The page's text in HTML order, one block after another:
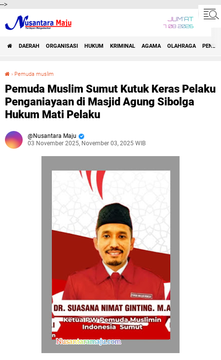
-->
JUM'AT
7 08 2026
DAERAH ORGANISASI HUKUM KRIMINAL AGAMA OLAHRAGA
› Pemuda muslim
Pemuda Muslim Sumut Kutuk Keras Pelaku
Penganiayaan di Masjid Agung Sibolga
Hukum Mati Pelaku
Nusantara Maju
03 November 2025, November 03, 2025 WIB